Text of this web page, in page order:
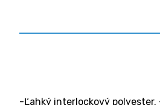
-Ľahký interlockový polyester.